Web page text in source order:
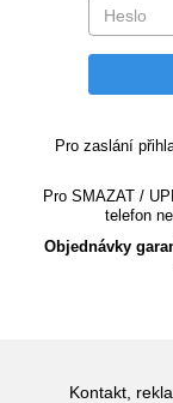
Pro zaslání
Pro SMAZAT /
telefon
Objednávky
Kontakt,